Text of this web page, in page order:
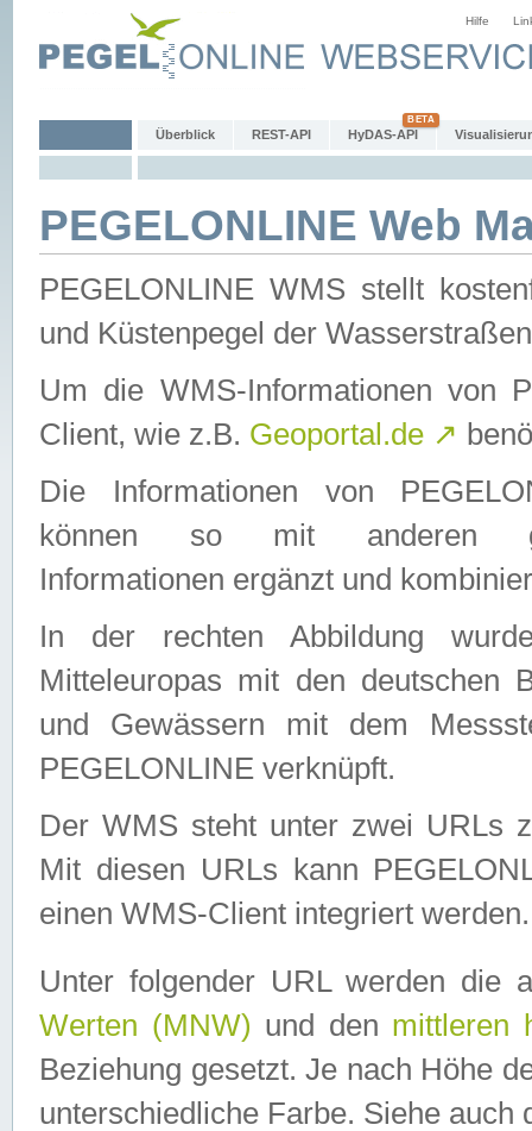
Hilfe
Überblick REST-API HyDAS-API
PEGELONLINE Web
PEGELONLINE WMS stellt
und Küstenpegel der
Um die WMS-Informationen von
Client, wie z.B. Geoportal.de ↗
Die Informationen von
können so mit anderen
Informationen ergänzt und
In der rechten Abbildung
Mitteleuropas mit den deutschen
und Gewässern mit dem
PEGELONLINE verknüpft.
Der WMS steht unter zwei URLs
Mit diesen URLs kann
einen WMS-Client integriert werden.
Unter folgender URL werden die
Werten (MNW) und den mittleren
Beziehung gesetzt. Je nach Höhe
unterschiedliche Farbe. Siehe auch